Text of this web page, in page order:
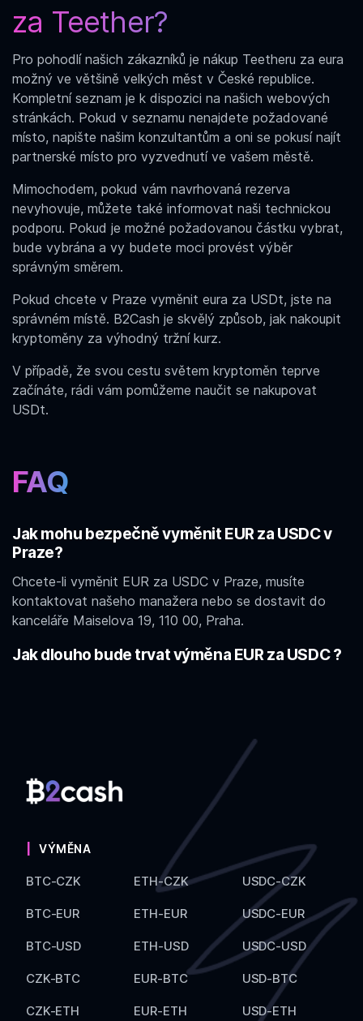
za Teether?
Pro pohodlí našich zákazníků je nákup Teetheru za eura
možný ve většině velkých měst v České republice.
Kompletní seznam je k dispozici na našich webových
stránkách. Pokud v seznamu nenajdete požadované
místo, napište našim konzultantům a oni se pokusí najít
partnerské místo pro vyzvednutí ve vašem městě.
Mimochodem, pokud vám navrhovaná rezerva
nevyhovuje, můžete také informovat naši technickou
podporu. Pokud je možné požadovanou částku vybrat,
bude vybrána a vy budete moci provést výběr
správným směrem.
Pokud chcete v Praze vyměnit eura za USDt, jste na
správném místě. B2Cash je skvělý způsob, jak nakoupit
kryptoměny za výhodný tržní kurz.
V případě, že svou cestu světem kryptoměn teprve
začínáte, rádi vám pomůžeme naučit se nakupovat
USDt.
FAQ
Jak mohu bezpečně vyměnit EUR za USDC v
Praze?
Chcete-li vyměnit EUR za USDC v Praze, musíte
kontaktovat našeho manažera nebo se dostavit do
kanceláře Maiselova 19, 110 00, Praha.
Jak dlouho bude trvat výměna EUR za USDC ?
VÝMĚNA
BTC-CZK
BTC-EUR
BTC-USD
CZK-BTC
CZK-ETH
ETH-CZK
ETH-EUR
ETH-USD
EUR-BTC
EUR-ETH
USDC-CZK
USDC-EUR
USDC-USD
USD-BTC
USD-ETH